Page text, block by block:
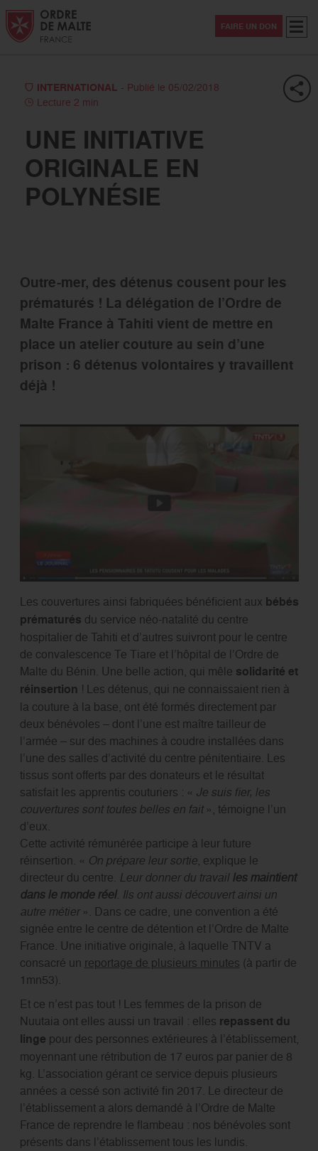
Aller au contenu
Aller à la recherche
Aller au menu
FAIRE UN DON
INTERNATIONAL - Publié le 05/02/2018
Lecture 2 min
UNE INITIATIVE
ORIGINALE EN
POLYNÉSIE
Outre-mer, des détenus cousent pour les
prématurés ! La délégation de l’Ordre de
Malte France à Tahiti vient de mettre en
place un atelier couture au sein d’une
prison : 6 détenus volontaires y travaillent
déjà !
Les couvertures ainsi fabriquées bénéficient aux bébés
prématurés du service néo-natalité du centre
hospitalier de Tahiti et d’autres suivront pour le centre
de convalescence Te Tiare et l’hôpital de l’Ordre de
Malte du Bénin. Une belle action, qui mêle solidarité et
réinsertion ! Les détenus, qui ne connaissaient rien à
la couture à la base, ont été formés directement par
deux bénévoles – dont l’une est maître tailleur de
l’armée – sur des machines à coudre installées dans
l’une des salles d’activité du centre pénitentiaire. Les
tissus sont offerts par des donateurs et le résultat
satisfait les apprentis couturiers : « Je suis fier, les
couvertures sont toutes belles en fait», témoigne l’un
d’eux.
Cette activité rémunérée participe à leur future
réinsertion. « On prépare leur sortie, explique le
directeur du centre. Leur donner du travailles maintient
dans le monde réel. Ils ont aussi découvert ainsi un
autre métier». Dans ce cadre, une convention a été
signée entre le centre de détention et l’Ordre de Malte
France. Une initiative originale, à laquelle TNTV a
consacré un reportage de plusieurs minutes (à partir de
1mn53).
Et ce n’est pas tout ! Les femmes de la prison de
Nuutaia ont elles aussi un travail : elles repassent du
linge pour des personnes extérieures à l’établissement,
moyennant une rétribution de 17 euros par panier de 8
kg. L’association gérant ce service depuis plusieurs
années a cessé son activité fin 2017. Le directeur de
l’établissement a alors demandé à l’Ordre de Malte
France de reprendre le flambeau : nos bénévoles sont
présents dans l’établissement tous les lundis.